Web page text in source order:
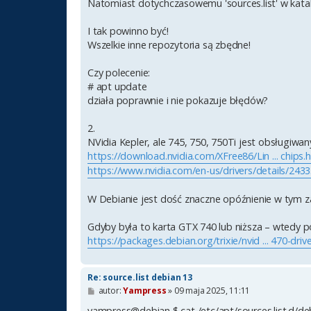
Natomiast dotychczasowemu 'sources.list' w
I tak powinno być!
Wszelkie inne repozytoria są zbędne!
Czy polecenie:
# apt update
działa poprawnie i nie pokazuje błędów?
2.
NVidia Kepler, ale 745, 750, 750Ti jest
https://download.nvidia.com/XFree86/Lin ...
https://www.nvidia.com/en-us/drivers/details/
W Debianie jest dość znaczne opóźnienie w tym
Gdyby była to karta GTX 740 lub niższa – wtedy
https://packages.debian.org/trixie/nvid ... 470-
Re: source.list debian 13
Pautor:Yampress» 09 maja 2025, 11:11